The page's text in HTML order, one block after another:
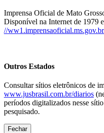
Imprensa Oficial de Mato
Disponível na Internet de 1979
//
Outros Estados
Consultar sítios eletrônicos de
www.jusbrasil.com.br/diarios
períodos digitalizados nesse
pesquisado.
Fechar